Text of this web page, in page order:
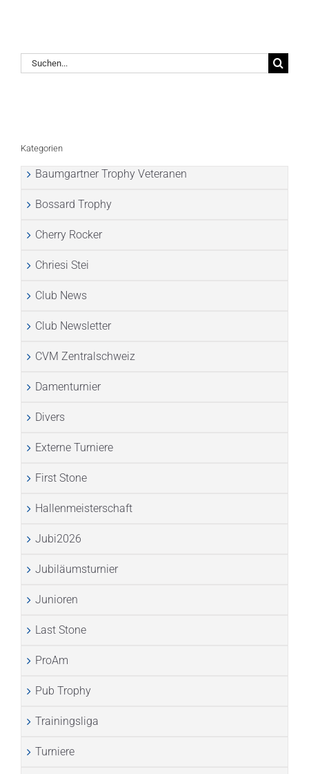
Suche
nach:
Kategorien
Baumgartner Trophy Veteranen
Bossard Trophy
Cherry Rocker
Chriesi Stei
Club News
Club Newsletter
CVM Zentralschweiz
Damenturnier
Divers
Externe Turniere
First Stone
Hallenmeisterschaft
Jubi2026
Jubiläumsturnier
Junioren
Last Stone
ProAm
Pub Trophy
Trainingsliga
Turniere